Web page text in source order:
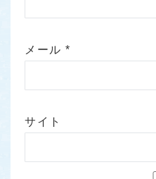
メール*
サイト